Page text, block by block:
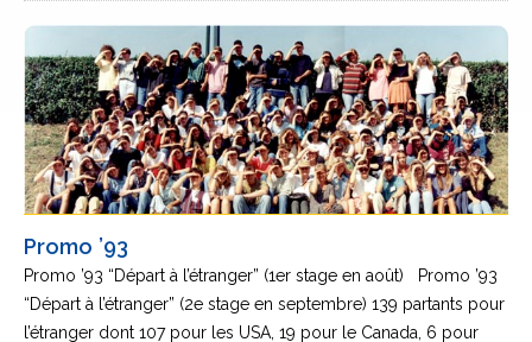
Promo ’93
Promo ’93 “Départ à l’étranger” (1er stage en août) Promo ’93
“Départ à l’étranger” (2e stage en septembre) 139 partants pour
l’étranger dont 107 pour les USA, 19 pour le Canada, 6 pour